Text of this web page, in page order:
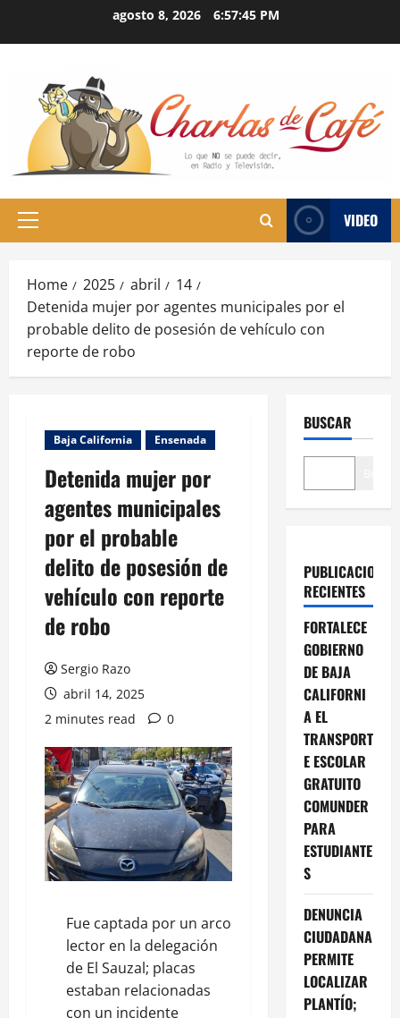
agosto 8, 2026 6:57:46 PM
Primary
VIDEO
Home 2025 abril
14
Detenida mujer por agentes municipales por el
probable delito de posesión de vehículo con
reporte de robo
Baja California Ensenada
Detenida mujer por
agentes municipales
por el probable
delito de posesión de
vehículo con reporte
de robo
Sergio Razo
abril 14, 2025
2 minutes read
0
Fue captada por un arco
lector en la delegación
de El Sauzal; placas
estaban relacionadas
con un incidente
BUSCAR
PUBLICACIONES
RECIENTES
FORTALECE
GOBIERNO
DE BAJA
CALIFORNI
A EL
TRANSPORT
E ESCOLAR
GRATUITO
COMUNDER
PARA
ESTUDIANTE
S
DENUNCIA
CIUDADANA
PERMITE
LOCALIZAR
PLANTÍO;